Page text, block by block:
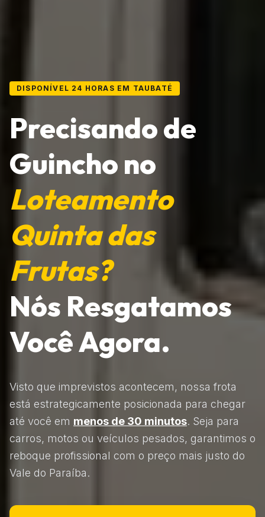
DISPONÍVEL 24 HORAS EM TAUBATÉ
Precisando de
Guincho no
Loteamento
Quinta das
Frutas?
Nós Resgatamos
Você Agora.
Visto que imprevistos acontecem, nossa frota
está estrategicamente posicionada para chegar
até você em menos de 30 minutos. Seja para
carros, motos ou veículos pesados, garantimos o
reboque profissional com o preço mais justo do
Vale do Paraíba.